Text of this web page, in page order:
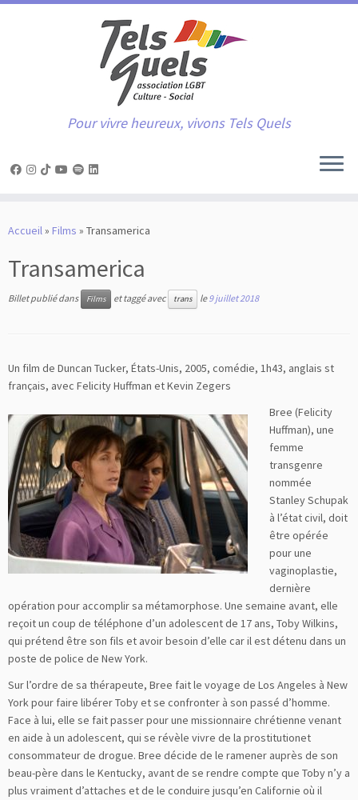
au
Pour vivre heureux, vivons Tels Quels
Accueil» Films » Transamerica
Transamerica
Billet publié dans Films et taggé avec trans le9 juillet 2018
Un film de Duncan Tucker, États-Unis, 2005, comédie, 1h43, anglais st
français, avec Felicity Huffman et Kevin Zegers
Bree (Felicity
Huffman), une
femme
transgenre
nommée
Stanley Schupak
à l’état civil, doit
être opérée
pour une
vaginoplastie,
dernière
opération pour accomplir sa métamorphose. Une semaine avant, elle
reçoit un coup de téléphone d’un adolescent de 17 ans, Toby Wilkins,
qui prétend être son fils et avoir besoin d’elle car il est détenu dans un
poste de police de New York.
Sur l’ordre de sa thérapeute, Bree fait le voyage de Los Angeles à New
York pour faire libérer Toby et se confronter à son passé d’homme.
Face à lui, elle se fait passer pour une missionnaire chrétienne venant
en aide à un adolescent, qui se révèle vivre de la prostitutionet
consommateur de drogue. Bree décide de le ramener auprès de son
beau-père dans le Kentucky, avant de se rendre compte que Toby n’y a
plus vraiment d’attaches et de le conduire jusqu’en Californie où il